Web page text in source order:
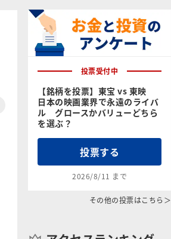
投票受付中
【銘柄を投票】東宝 vs 東映
日本の映画業界で永遠のライバ
ル グロースかバリューどちら
を選ぶ？
投票する
2026/8/11 まで
その他の投票はこちら＞